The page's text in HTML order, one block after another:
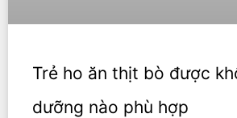
Trẻ ho ăn thịt bò được
dưỡng nào phù hợp